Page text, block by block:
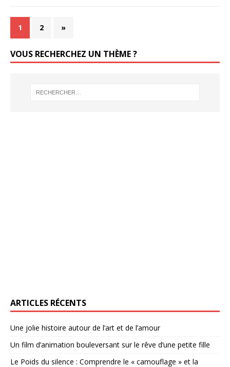
1 2 »
VOUS RECHERCHEZ UN THÈME ?
ARTICLES RÉCENTS
Une jolie histoire autour de l’art et de l’amour
Un film d’animation bouleversant sur le rêve d’une petite fille
Le Poids du silence : Comprendre le « camouflage » et la